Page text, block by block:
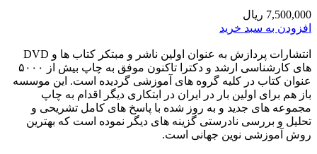
7,500,000 ریال
افزودن به سبد خرید
انتشارات پردازش به عنوان اولین ناشر و مبتکر کتاب ها و DVD
های کارشناسی ارشد و دکترا تاکنون موفق به چاپ بیش از ۵۰۰۰
عنوان کتاب در کلیه گروه های آموزشی گردیده است. این موسسه
باز هم برای اولین بار در ایران در ابتکاری دیگر اقدام به چاپ
مجموعه های جدید و به روز شده با پاسخ های کامل تشریحی و
تحلیل و بررسی نادرستی گزینه های دیگر نموده است که بهترین
روش آموزشی نوین جهانی است.